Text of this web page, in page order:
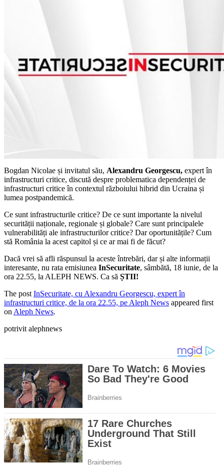
Bogdan Nicolae și invitatul său, Alexandru Georgescu, expert în
infrastructuri critice, discută despre problematica dependenței de
infrastructuri critice în contextul războiului hibrid din Ucraina și
lumea postpandemică.
Ce sunt infrastructurile critice? De ce sunt importante la nivelul
securității naționale, regionale și globale? Care sunt principalele
vulnerabilități ale infrastructurilor critice? Dar oportunitățile? Cum
stă România la acest capitol și ce ar mai fi de făcut?
Dacă vrei să afli răspunsul la aceste întrebări, dar și alte informații
interesante, nu rata emisiunea InSecuritate, sâmbătă, 18 iunie, de la
ora 22.55, la ALEPH NEWS. Ca să ȘTII!
The post InSecuritate, cu Alexandru Georgescu, expert în
infrastructuri critice, de la ora 22.55, pe Aleph News appeared first
on Aleph News.
potrivit alephnews